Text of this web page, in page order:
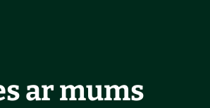
ar mums